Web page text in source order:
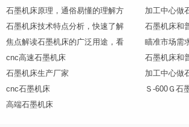
石墨机床原理，通俗易懂的理解方
石墨机床技术特点分析，快速了解
焦点解读石墨机床的广泛用途，看
cnc高速石墨机床
石墨机床生产厂家
cnc石墨机床
高端石墨机床
加工中心做
石墨机床和
瞄准市场需
石墨机床和
加工中心做
Ｓ-600Ｇ石